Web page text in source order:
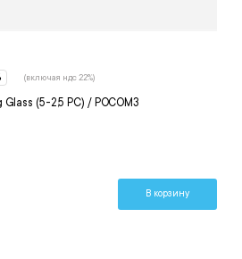
Glass (5-2,5 PC) / РОСОМЗ
(включая ндс 22%)
В корзину